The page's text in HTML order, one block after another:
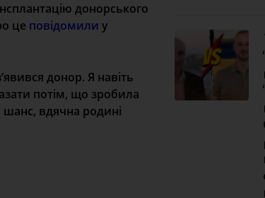
донорського
це повідомили у
донор. Я навіть
потім, що зробила
вдячна родині